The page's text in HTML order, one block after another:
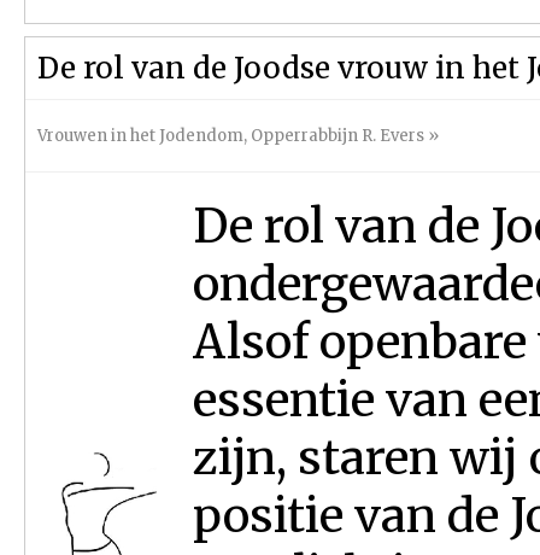
De rol van de Joodse vrouw in het
Vrouwen in het Jodendom, Opperrabbijn R. Evers »
De rol van de
Alsof
essentie van
zijn, staren wij
positie van de